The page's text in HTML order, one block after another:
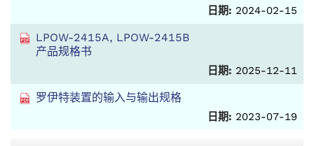
日期: 2024-02-15
LPOW-2415A, LPOW-2415B
产品规格书
日期: 2025-12-11
罗伊特装置的输入与输出规格
日期: 2023-07-19